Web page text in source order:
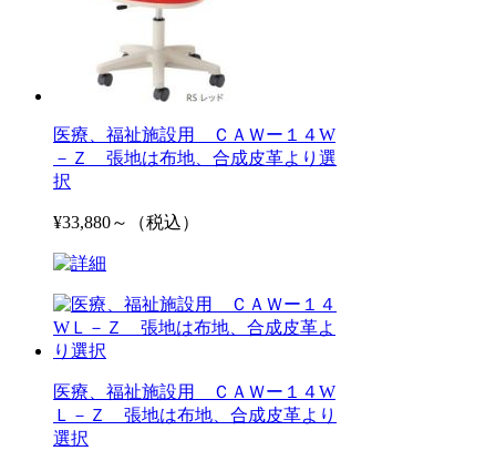
医療、福祉施設用 ＣＡＷー１４W
－Ｚ 張地は布地、合成皮革より選
択
¥33,880～（税込）
医療、福祉施設用 ＣＡＷー１４W
Ｌ－Ｚ 張地は布地、合成皮革より
選択